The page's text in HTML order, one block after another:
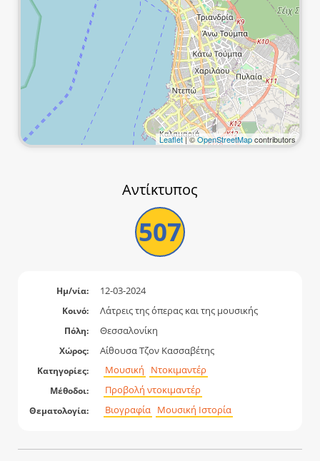
Leaflet| ©OpenStreetMapcontributors
Αντίκτυπος
507
Ημ/νία: 12-03-2024
Κοινό: Λάτρεις της όπερας και της μουσικής
Πόλη: Θεσσαλονίκη
Χώρος: Αίθουσα Τζον Κασσαβέτης
Κατηγορίες: Μουσική Ντοκιμαντέρ
Μέθοδοι: Προβολή ντοκιμαντέρ
Θεματολογία: Βιογραφία Μουσική Ιστορία